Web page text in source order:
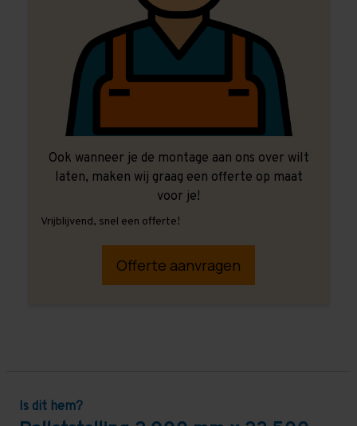
Ook wanneer je de montage aan ons over wilt
laten, maken wij graag een offerte op maat
voor je!
Vrijblijvend, snel een offerte!
Offerte aanvragen
Is dit hem?